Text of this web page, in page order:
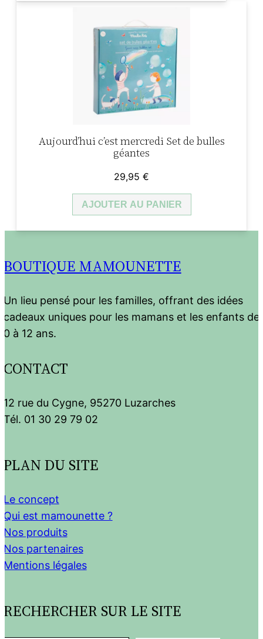
Aujourd’hui c’est mercredi Set de bulles
géantes
29,95 €
AJOUTER AU PANIER
BOUTIQUE MAMOUNETTE
Un lieu pensé pour les familles, offrant des idées
cadeaux uniques pour les mamans et les enfants de
0 à 12 ans.
CONTACT
12 rue du Cygne, 95270 Luzarches
Tél. 01 30 29 79 02
PLAN DU SITE
Le concept
Qui est mamounette ?
Nos produits
Nos partenaires
Mentions légales
RECHERCHER SUR LE SITE